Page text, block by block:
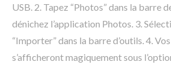
USB. 2. Tapez “Photos” dans la barre
dénichez l’application Photos. 3.
“Importer” dans la barre d’outils. 4.
s’afficheront magiquement sous